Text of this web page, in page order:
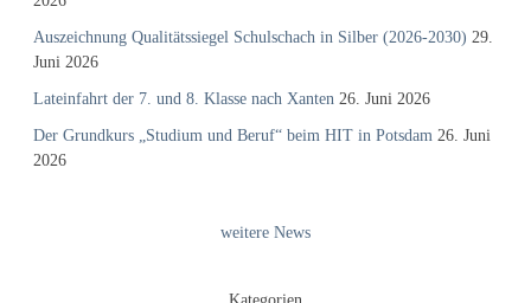
Auszeichnung Qualitätssiegel Schulschach in Silber (2026-2030) 29.
Juni 2026
Lateinfahrt der 7. und 8. Klasse nach Xanten 26. Juni 2026
Der Grundkurs „Studium und Beruf“ beim HIT in Potsdam 26. Juni
2026
weitere News